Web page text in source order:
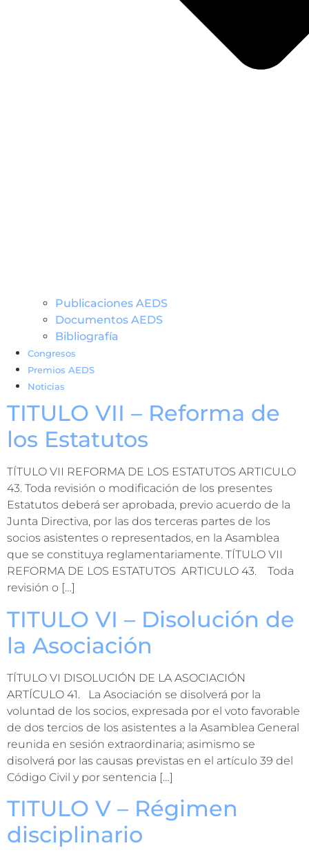
Publicaciones AEDS
Documentos AEDS
Bibliografía
Congresos
Premios AEDS
Noticias
TITULO VII – Reforma de
los Estatutos
TÍTULO VII REFORMA DE LOS ESTATUTOS ARTICULO
43. Toda revisión o modificación de los presentes
Estatutos deberá ser aprobada, previo acuerdo de la
Junta Directiva, por las dos terceras partes de los
socios asistentes o representados, en la Asamblea
que se constituya reglamentariamente. TÍTULO VII
REFORMA DE LOS ESTATUTOS ARTICULO 43. Toda
revisión o […]
TITULO VI – Disolución de
la Asociación
TÍTULO VI DISOLUCIÓN DE LA ASOCIACIÓN
ARTÍCULO 41. La Asociación se disolverá por la
voluntad de los socios, expresada por el voto favorable
de dos tercios de los asistentes a la Asamblea General
reunida en sesión extraordinaria; asimismo se
disolverá por las causas previstas en el artículo 39 del
Código Civil y por sentencia […]
TITULO V – Régimen
disciplinario